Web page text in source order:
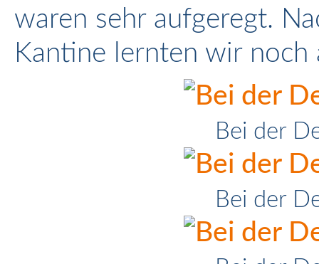
waren sehr aufgeregt.
Kantine lernten wir noch
Bei der
Bei der